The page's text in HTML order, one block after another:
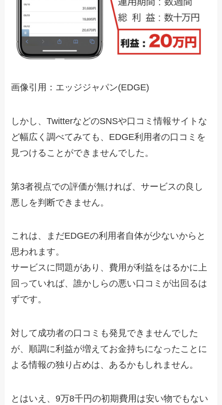
画像引用：エッジジャパン(EDGE)
しかし、TwitterなどのSNSや口コミ情報サイトな
ど幅広く調べてみても、EDGE利用者の口コミを
見つけることができませんでした。
第3者視点での評価が無ければ、サービスの良し
悪しを判断できません。
これは、まだEDGEの利用者自体が少ないからと
思われます。
サービスに問題があり、費用が利益をはるかに上
回っていれば、誰かしらの悪い口コミが出回るは
ずです。
対して成功者の口コミも発見できませんでした
が、順調に利益が増えてお金持ちになったことに
よる情報の独り占めは、あるかもしれません。
とはいえ、9万8千円の初期費用は安い物でもない